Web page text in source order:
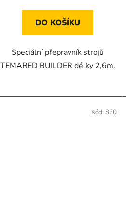
DO KOŠÍKU
Speciální přepravník strojů
TEMARED BUILDER délky 2,6m.
Kód: 830